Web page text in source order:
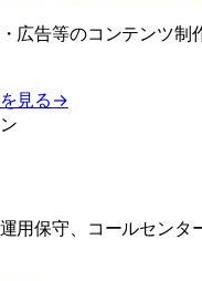
広告等のコンテンツ制
見る →
用保守、コールセンタ